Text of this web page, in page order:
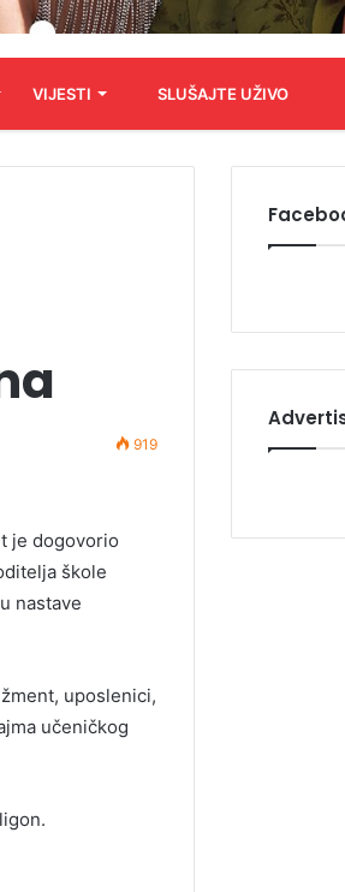
VIJESTI SLUŠAJTE UŽIVO
919
je dogovorio
škole
nastave
uposlenici,
učeničkog